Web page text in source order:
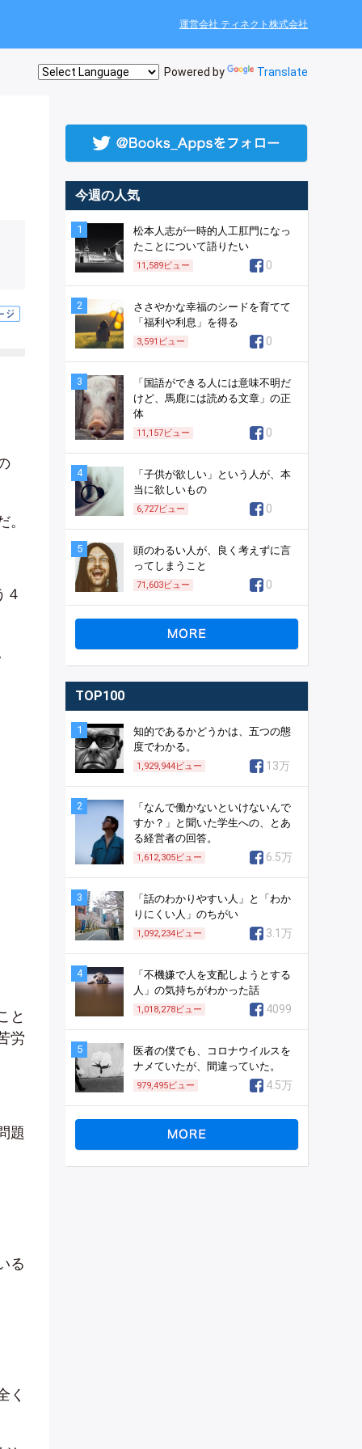
運営会社 ティネクト株式会社
Powered by Translate
４
と
労
題
る
く
今週の人気
1
松本人志が一時的人工肛門になっ
たことについて語りたい
11,589ビュー 0
2
ささやかな幸福のシードを育てて
「福利や利息」を得る
3,591 ビュー 0
3
「国語ができる人には意味不明だ
けど、馬鹿には読める文章」の正
体
11,157ビュー 0
4
「子供が欲しい」という人が、本
当に欲しいもの
6,727ビュー 0
5
頭のわるい人が、良く考えずに言
ってしまうこと
71,603ビュー 0
TOP100
1
知的であるかどうかは、五つの態
度でわかる。
1,929,944ビュー 13万
2
「なんで働かないといけないんで
すか？」と聞いた学生への、とあ
る経営者の回答。
1,612,305ビュー 6.5万
3
「話のわかりやすい人」と「わか
りにくい人」のちがい
1,092,234ビュー 3.1万
4
「不機嫌で人を支配しようとする
人」の気持ちがわかった話
1,018,278ビュー 4099
5
医者の僕でも、コロナウイルスを
ナメていたが、間違っていた。
979,495ビュー 4.5万